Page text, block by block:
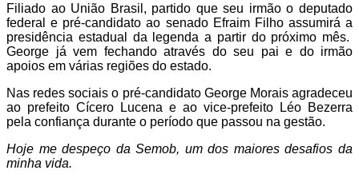
Filiado ao União Brasil, partido que seu irmão o deputado
federal e pré-candidato ao senado Efraim Filho assumirá a
presidência estadual da legenda a partir do próximo mês.
George já vem fechando através do seu pai e do irmão
apoios em várias regiões do estado.
Nas redes sociais o pré-candidato George Morais agradeceu
ao prefeito Cícero Lucena e ao vice-prefeito Léo Bezerra
pela confiança durante o período que passou na gestão.
Hoje me despeço da Semob, um dos maiores desafios da
minha vida.